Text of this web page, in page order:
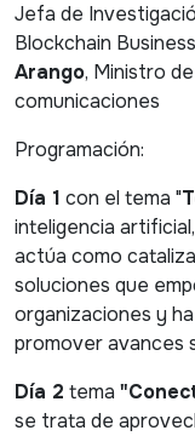
Jefa de
Blockchain
Arango, Ministro
comunicaciones
Programación:
Día 1 con el tema "
inteligencia
actúa como
soluciones que
organizaciones y
promover avances
Día 2 tema
se trata de